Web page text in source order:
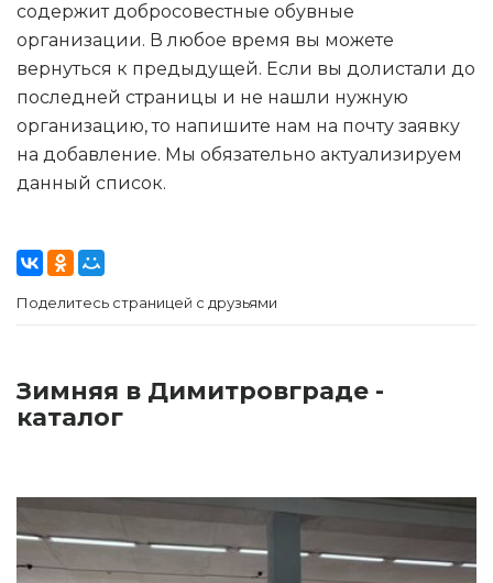
содержит добросовестные обувные
организации. В любое время вы можете
вернуться к предыдущей. Если вы долистали до
последней страницы и не нашли нужную
организацию, то напишите нам на почту заявку
на добавление. Мы обязательно актуализируем
данный список.
Поделитесь страницей с друзьями
Зимняя в Димитровграде -
каталог